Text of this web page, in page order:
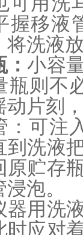
握移液
将洗液
：小容
瓶则不
动片刻
：可注
到洗液
原贮存
泡。
器用洗
时应对